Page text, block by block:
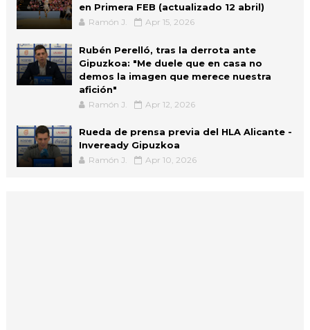
en Primera FEB (actualizado 12 abril)
Ramón J. Apr 15, 2026
Rubén Perelló, tras la derrota ante
Gipuzkoa: "Me duele que en casa no
demos la imagen que merece nuestra
afición"
Ramón J. Apr 12, 2026
Rueda de prensa previa del HLA Alicante -
Inveready Gipuzkoa
Ramón J. Apr 10, 2026